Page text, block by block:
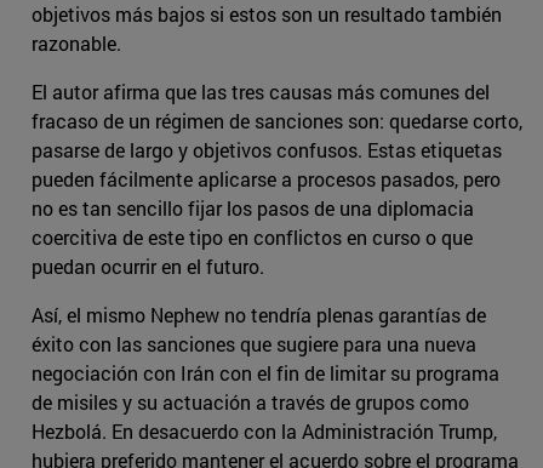
objetivos más bajos si estos son un resultado también
razonable.
El autor afirma que las tres causas más comunes del
fracaso de un régimen de sanciones son: quedarse corto,
pasarse de largo y objetivos confusos. Estas etiquetas
pueden fácilmente aplicarse a procesos pasados, pero
no es tan sencillo fijar los pasos de una diplomacia
coercitiva de este tipo en conflictos en curso o que
puedan ocurrir en el futuro.
Así, el mismo Nephew no tendría plenas garantías de
éxito con las sanciones que sugiere para una nueva
negociación con Irán con el fin de limitar su programa
de misiles y su actuación a través de grupos como
Hezbolá. En desacuerdo con la Administración Trump,
hubiera preferido mantener el acuerdo sobre el programa